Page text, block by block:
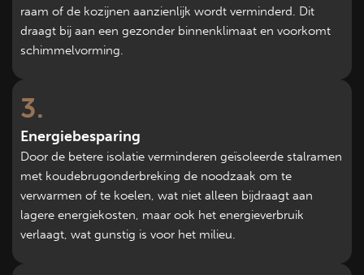
raam of de kozijnen aanzienlijk wordt verminderd. Dit
draagt bij aan een gezonder binnenklimaat en voorkomt
schimmelvorming.
3
Energiebesparing
Door de betere isolatie verminderen geïsoleerde stalramen
met koudebrugonderbreking de noodzaak om te
verwarmen of te koelen, wat niet alleen bijdraagt aan
lagere energiekosten, maar ook het energieverbruik
verlaagt, wat gunstig is voor het milieu.